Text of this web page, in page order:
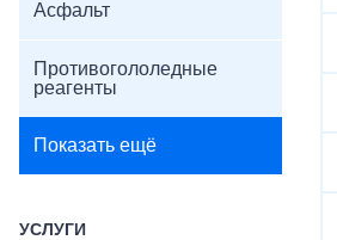
Асфальт
Противогололедные
реагенты
Показать ещё
УСЛУГИ